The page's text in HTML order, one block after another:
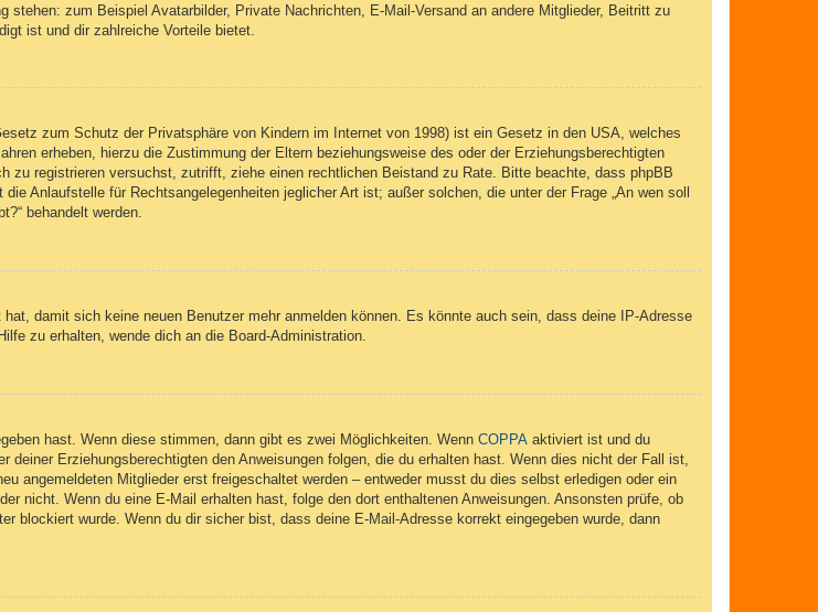
zum Beispiel Avatarbilder, Private Nachrichten, E-Mail-Versand an andere Mitglieder, Beitritt zu
ist und dir zahlreiche Vorteile bietet.
zum Schutz der Privatsphäre von Kindern im Internet von 1998) ist ein Gesetz in den USA, welches
erheben, hierzu die Zustimmung der Eltern beziehungsweise des oder der Erziehungsberechtigten
zu registrieren versuchst, zutrifft, ziehe einen rechtlichen Beistand zu Rate. Bitte beachte, dass phpBB
Anlaufstelle für Rechtsangelegenheiten jeglicher Art ist; außer solchen, die unter der Frage „An wen soll
behandelt werden.
damit sich keine neuen Benutzer mehr anmelden können. Es könnte auch sein, dass deine IP-Adresse
zu erhalten, wende dich an die Board-Administration.
hast. Wenn diese stimmen, dann gibt es zwei Möglichkeiten. Wenn COPPA aktiviert ist und du
Erziehungsberechtigten den Anweisungen folgen, die du erhalten hast. Wenn dies nicht der Fall ist,
angemeldeten Mitglieder erst freigeschaltet werden – entweder musst du dies selbst erledigen oder ein
nicht. Wenn du eine E-Mail erhalten hast, folge den dort enthaltenen Anweisungen. Ansonsten prüfe, ob
blockiert wurde. Wenn du dir sicher bist, dass deine E-Mail-Adresse korrekt eingegeben wurde, dann